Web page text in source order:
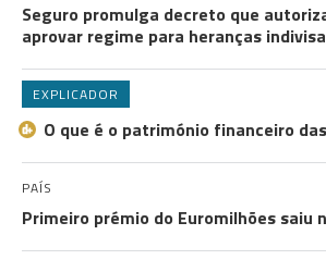
Seguro promulga decreto que
aprovar regime para heranças
EXPLICADOR
O que é o património financeiro
PAÍS
Primeiro prémio do Euromilhões saiu